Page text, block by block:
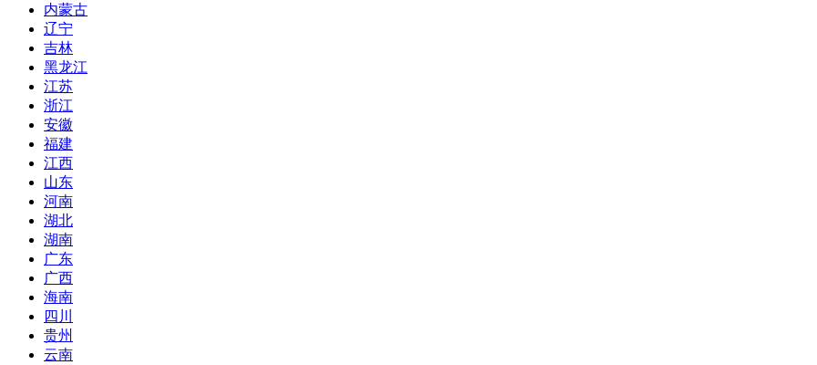
内蒙古
辽宁
吉林
黑龙江
江苏
浙江
安徽
福建
江西
山东
河南
湖北
湖南
广东
广西
海南
四川
贵州
云南